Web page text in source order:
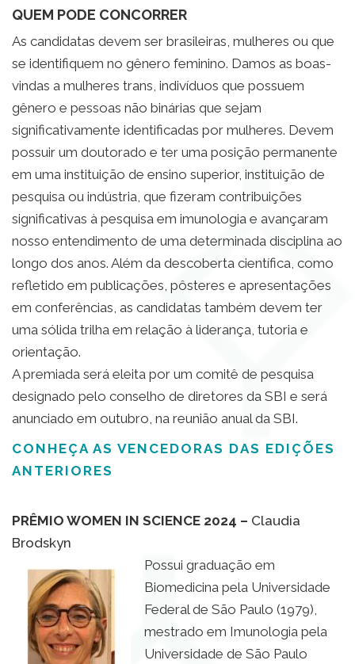
QUEM PODE CONCORRER
As candidatas devem ser brasileiras, mulheres ou que
se identifiquem no gênero feminino. Damos as boas-
vindas a mulheres trans, indivíduos que possuem
gênero e pessoas não binárias que sejam
significativamente identificadas por mulheres. Devem
possuir um doutorado e ter uma posição permanente
em uma instituição de ensino superior, instituição de
pesquisa ou indústria, que fizeram contribuições
significativas à pesquisa em imunologia e avançaram
nosso entendimento de uma determinada disciplina ao
longo dos anos. Além da descoberta científica, como
refletido em publicações, pôsteres e apresentações
em conferências, as candidatas também devem ter
uma sólida trilha em relação à liderança, tutoria e
orientação.
A premiada será eleita por um comitê de pesquisa
designado pelo conselho de diretores da SBI e será
anunciado em outubro, na reunião anual da SBI.
CONHEÇA AS VENCEDORAS DAS EDIÇÕES
ANTERIORES
PRÊMIO WOMEN IN SCIENCE 2024 – Claudia
Brodskyn
Possui graduação em
Biomedicina pela Universidade
Federal de São Paulo (1979),
mestrado em Imunologia pela
Universidade de São Paulo